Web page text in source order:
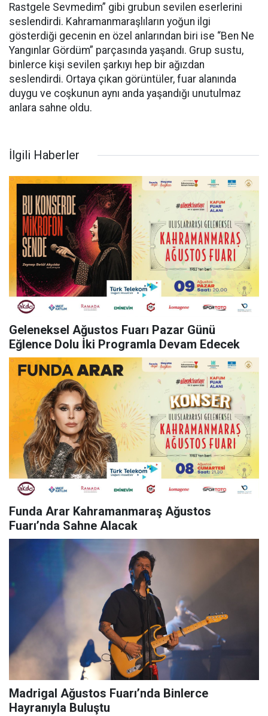
Rastgele Sevmedim” gibi grubun sevilen eserlerini
seslendirdi. Kahramanmaraşlıların yoğun ilgi
gösterdiği gecenin en özel anlarından biri ise “Ben Ne
Yangınlar Gördüm” parçasında yaşandı. Grup sustu,
binlerce kişi sevilen şarkıyı hep bir ağızdan
seslendirdi. Ortaya çıkan görüntüler, fuar alanında
duygu ve coşkunun aynı anda yaşandığı unutulmaz
anlara sahne oldu.
İlgili Haberler
Geleneksel Ağustos Fuarı Pazar Günü
Eğlence Dolu İki Programla Devam Edecek
Funda Arar Kahramanmaraş Ağustos
Fuarı’nda Sahne Alacak
Madrigal Ağustos Fuarı’nda Binlerce
Hayranıyla Buluştu